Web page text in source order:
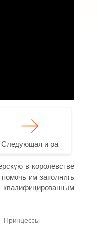
Следующая игра
в королевстве
им заполнить
Принцессы